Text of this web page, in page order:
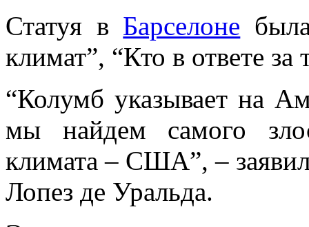
Статуя в Барселоне
климат”, “Кто в ответе
“Колумб указывает на
мы найдем самого
климата – США”, –
Лопез де Уральда.